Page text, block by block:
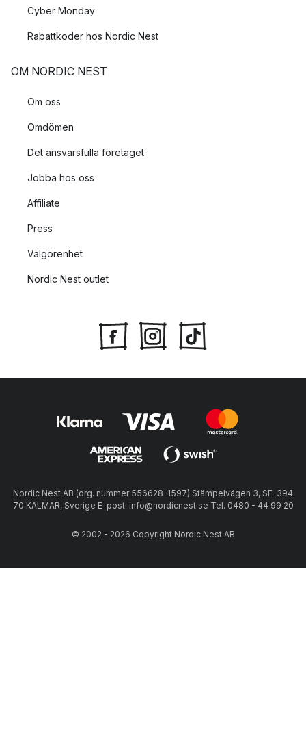
Cyber Monday
Rabattkoder hos Nordic Nest
OM NORDIC NEST
Om oss
Omdömen
Det ansvarsfulla företaget
Jobba hos oss
Affiliate
Press
Välgörenhet
Nordic Nest outlet
Nordic Nest AB (org. nummer 556628-1597) Stämpelvägen 3, SE-394
70 KALMAR, Sverige E-post: info@nordicnest.se Tel. 0480 - 44 99 20
© 2002 - 2026 Copyright Nordic Nest AB